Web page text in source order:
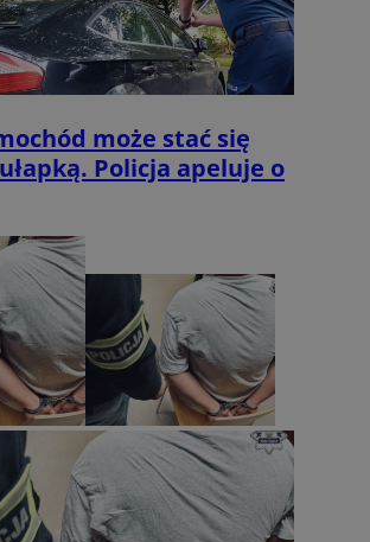
może stać się
Policja apeluje o